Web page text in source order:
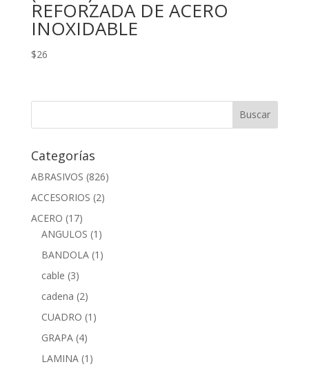
REFORZADA DE ACERO
INOXIDABLE
$26
Categorías
ABRASIVOS (826)
ACCESORIOS (2)
ACERO (17)
ANGULOS (1)
BANDOLA (1)
cable (3)
cadena (2)
CUADRO (1)
GRAPA (4)
LAMINA (1)